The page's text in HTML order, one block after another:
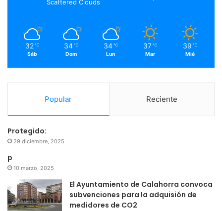
m
Scattered Clouds
32 ℃
Sáb
34 ℃
Dom
34 ℃
Lun
37 ℃
Mar
39 ℃
Mié
Popular Reciente
Protegido:
29 diciembre, 2025
p
10 marzo, 2025
El Ayuntamiento de Calahorra convoca
subvenciones para la adquisión de
medidores de CO2